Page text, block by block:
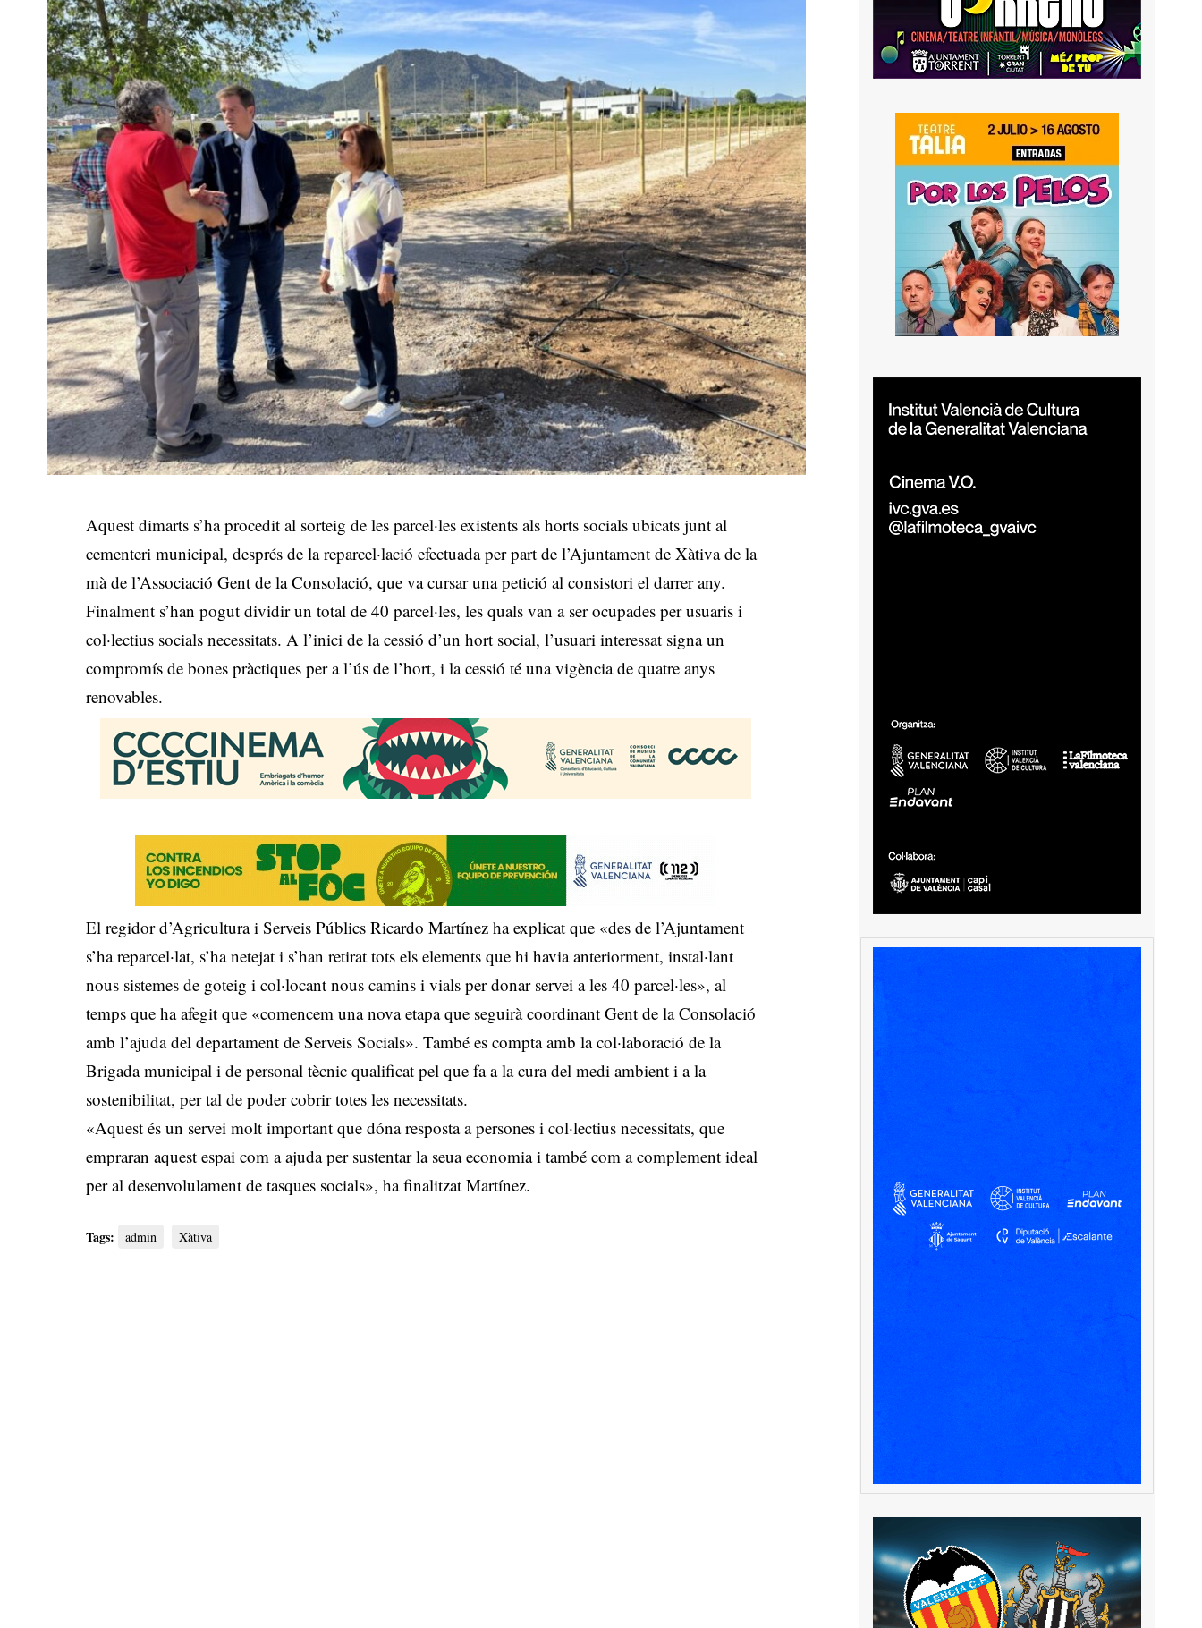
Aquest dimarts s’ha procedit al sorteig de les parcel·les existents als horts socials ubicats junt al
cementeri municipal, després de la reparcel·lació efectuada per part de l’Ajuntament de Xàtiva de la
mà de l’Associació Gent de la Consolació, que va cursar una petició al consistori el darrer any.
Finalment s’han pogut dividir un total de 40 parcel·les, les quals van a ser ocupades per usuaris i
col·lectius socials necessitats. A l’inici de la cessió d’un hort social, l’usuari interessat signa un
compromís de bones pràctiques per a l’ús de l’hort, i la cessió té una vigència de quatre anys
renovables.
El regidor d’Agricultura i Serveis Públics Ricardo Martínez ha explicat que «des de l’Ajuntament
s’ha reparcel·lat, s’ha netejat i s’han retirat tots els elements que hi havia anteriorment, instal·lant
nous sistemes de goteig i col·locant nous camins i vials per donar servei a les 40 parcel·les», al
temps que ha afegit que «comencem una nova etapa que seguirà coordinant Gent de la Consolació
amb l’ajuda del departament de Serveis Socials». També es compta amb la col·laboració de la
Brigada municipal i de personal tècnic qualificat pel que fa a la cura del medi ambient i a la
sostenibilitat, per tal de poder cobrir totes les necessitats.
«Aquest és un servei molt important que dóna resposta a persones i col·lectius necessitats, que
empraran aquest espai com a ajuda per sustentar la seua economia i també com a complement ideal
per al desenvolulament de tasques socials», ha finalitzat Martínez.
Tags: admin Xàtiva